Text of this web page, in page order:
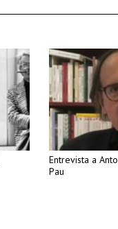
Entrevista a
Pau